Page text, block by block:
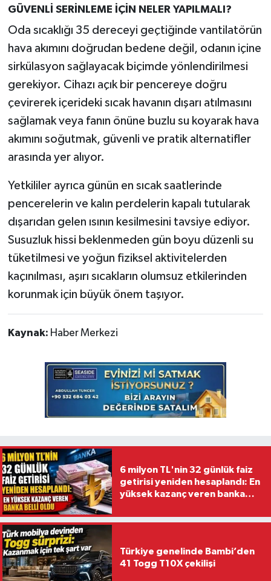
GÜVENLİ SERİNLEME İÇİN NELER YAPILMALI?
Oda sıcaklığı 35 dereceyi geçtiğinde vantilatörün
hava akımını doğrudan bedene değil, odanın içine
sirkülasyon sağlayacak biçimde yönlendirilmesi
gerekiyor. Cihazı açık bir pencereye doğru
çevirerek içerideki sıcak havanın dışarı atılmasını
sağlamak veya fanın önüne buzlu su koyarak hava
akımını soğutmak, güvenli ve pratik alternatifler
arasında yer alıyor.
Yetkililer ayrıca günün en sıcak saatlerinde
pencerelerin ve kalın perdelerin kapalı tutularak
dışarıdan gelen ısının kesilmesini tavsiye ediyor.
Susuzluk hissi beklenmeden gün boyu düzenli su
tüketilmesi ve yoğun fiziksel aktivitelerden
kaçınılması, aşırı sıcakların olumsuz etkilerinden
korunmak için büyük önem taşıyor.
Kaynak: Haber Merkezi
6 milyon TL'nin 32 günlük faiz
getirisi yeniden hesaplandı: En
yüksek kazanç veren banka
Türkiye genelinde Bambi’den
41 Togg T10X çekilişi